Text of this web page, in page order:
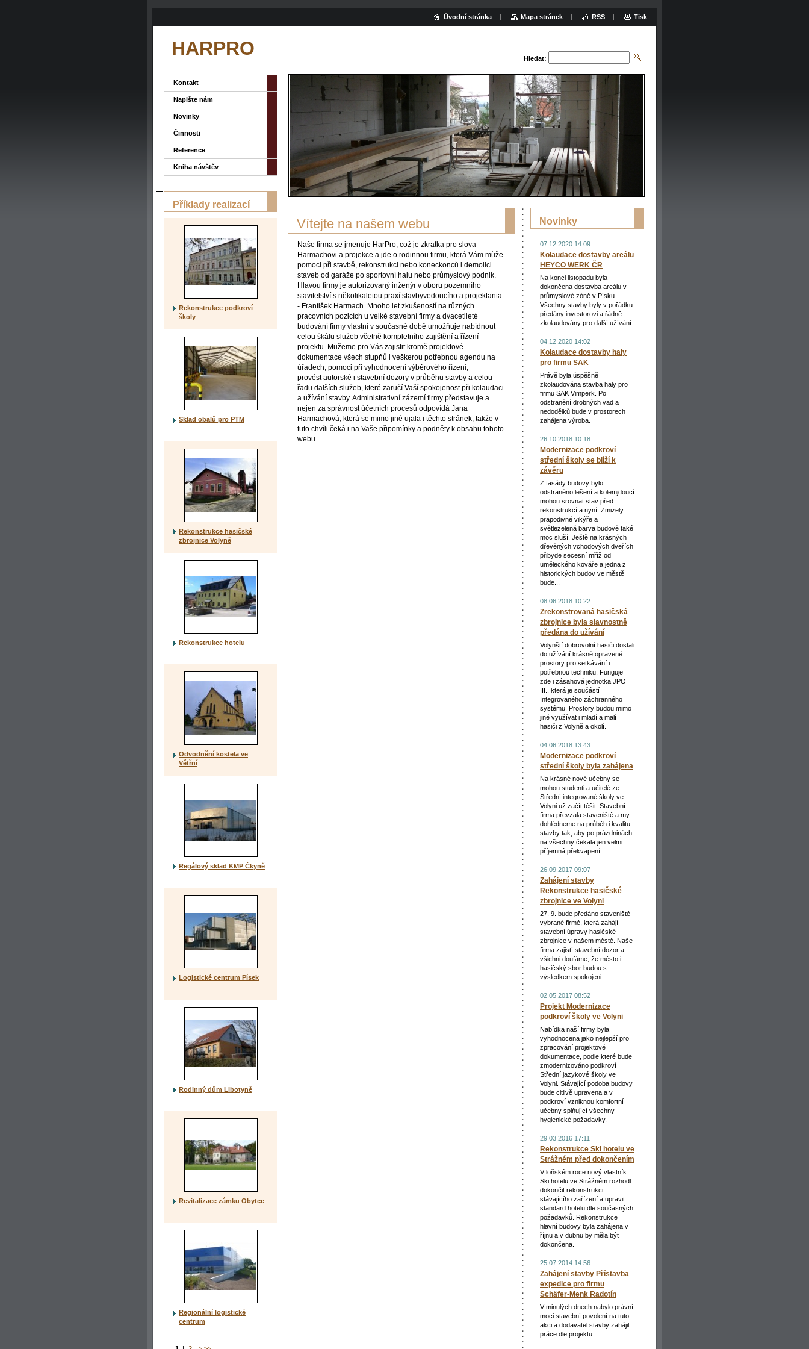
HARPRO Hledat:
Vítejte na našem webu
Naše firma se jmenuje HarPro, což je zkratka pro slova
Harmachovi a projekce a jde o rodinnou firmu, která Vám může
pomoci při stavbě, rekonstrukci nebo koneckonců i demolici
staveb od garáže po sportovní halu nebo průmyslový podnik.
Hlavou firmy je autorizovaný inženýr v oboru pozemního
stavitelství s několikaletou praxí stavbyvedoucího a projektanta
- František Harmach. Mnoho let zkušeností na různých
pracovních pozicích u velké stavební firmy a dvacetileté
budování firmy vlastní v současné době umožňuje nabídnout
celou škálu služeb včetně kompletního zajištění a řízení
projektu. Můžeme pro Vás zajistit kromě projektové
dokumentace všech stupňů i veškerou potřebnou agendu na
úřadech, pomoci při vyhodnocení výběrového řízení,
provést autorské i stavební dozory v průběhu stavby a celou
řadu dalších služeb, které zaručí Vaší spokojenost při kolaudaci
a užívání stavby. Administrativní zázemí firmy představuje a
nejen za správnost účetních procesů odpovídá Jana
Harmachová, která se mimo jiné ujala i těchto stránek, takže v
tuto chvíli čeká i na Vaše připomínky a podněty k obsahu tohoto
webu.
Novinky
07.12.2020 14:09
Kolaudace dostavby areálu
HEYCO WERK ČR
Na konci listopadu byla
dokončena dostavba areálu v
průmyslové zóně v Písku.
Všechny stavby byly v pořádku
předány investorovi a řádně
zkolaudovány pro další užívání.
04.12.2020 14:02
Kolaudace dostavby haly
pro firmu SAK
Právě byla úspěšně
zkolaudována stavba haly pro
firmu SAK Vimperk. Po
odstranění drobných vad a
nedodělků bude v prostorech
zahájena výroba.
26.10.2018 10:18
Modernizace podkroví
střední školy se blíží k
závěru
Z fasády budovy bylo
odstraněno lešení a kolemjdoucí
mohou srovnat stav před
rekonstrukcí a nyní. Zmizely
prapodivné vikýře a
světlezelená barva budově také
moc sluší. Ještě na krásných
dřevěných vchodových dveřích
přibyde secesní mříž od
uměleckého kováře a jedna z
historických budov ve městě
bude...
08.06.2018 10:22
Zrekonstrovaná hasičská
zbrojnice byla slavnostně
předána do užívání
Volynští dobrovolní hasiči dostali
do užívání krásně opravené
prostory pro setkávání i
potřebnou techniku. Funguje
zde i zásahová jednotka JPO
III., která je součástí
Integrovaného záchranného
systému. Prostory budou mimo
jiné využívat i mladí a malí
hasiči z Volyně a okolí.
04.06.2018 13:43
Modernizace podkroví
střední školy byla zahájena
Na krásné nové učebny se
mohou studenti a učitelé ze
Střední integrované školy ve
Volyni už začít těšit. Stavební
firma převzala staveniště a my
dohlédneme na průběh i kvalitu
stavby tak, aby po prázdninách
na všechny čekala jen velmi
příjemná překvapení.
26.09.2017 09:07
Zahájení stavby
Rekonstrukce hasičské
zbrojnice ve Volyni
27. 9. bude předáno staveniště
vybrané firmě, která zahájí
stavební úpravy hasičské
zbrojnice v našem městě. Naše
firma zajistí stavební dozor a
všichni doufáme, že město i
hasičský sbor budou s
výsledkem spokojeni.
02.05.2017 08:52
Projekt Modernizace
podkroví školy ve Volyni
Nabídka naší firmy byla
vyhodnocena jako nejlepší pro
zpracování projektové
dokumentace, podle které bude
zmodernizováno podkroví
Střední jazykové školy ve
Volyni. Stávající podoba budovy
bude citlivě upravena a v
podkroví vzniknou komfortní
učebny splňující všechny
hygienické požadavky.
29.03.2016 17:11
Rekonstrukce Ski hotelu ve
Strážném před dokončením
V loňském roce nový vlastník
Ski hotelu ve Strážném rozhodl
dokončit rekonstrukci
stávajícího zařízení a upravit
standard hotelu dle současných
požadavků. Rekonstrukce
hlavní budovy byla zahájena v
říjnu a v dubnu by měla být
dokončena.
25.07.2014 14:56
Zahájení stavby Přístavba
expedice pro firmu
Schäfer-Menk Radotín
V minulých dnech nabylo právní
moci stavební povolení na tuto
akci a dodavatel stavby zahájil
práce dle projektu.
Kontakt
Napište nám
Novinky
Činnosti
Reference
Kniha návštěv
Příklady realizací
Rekonstrukce podkroví
školy
Sklad obalů pro PTM
Rekonstrukce hasičské
zbrojnice Volyně
Rekonstrukce hotelu
Odvodnění kostela ve
Větřní
Regálový sklad KMP Čkyně
Logistické centrum Písek
Rodinný dům Libotyně
Revitalizace zámku Obytce
Regionální logistické
centrum
Úvodní stránka Mapa stránek RSS Tisk